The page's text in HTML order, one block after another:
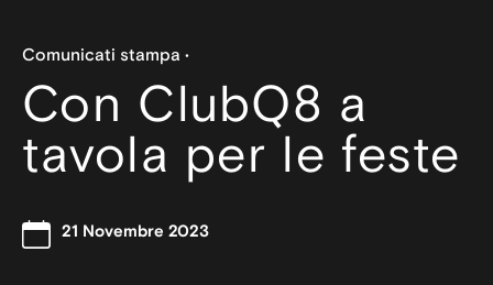
Comunicati stampa
Con ClubQ8 a
tavola per le feste
21 Novembre 2023